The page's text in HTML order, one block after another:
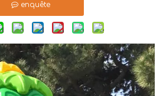
enquête